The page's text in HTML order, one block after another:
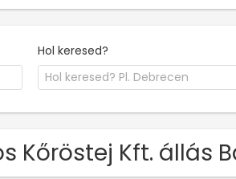
Hol keresed?
Kőröstej Kft. állás